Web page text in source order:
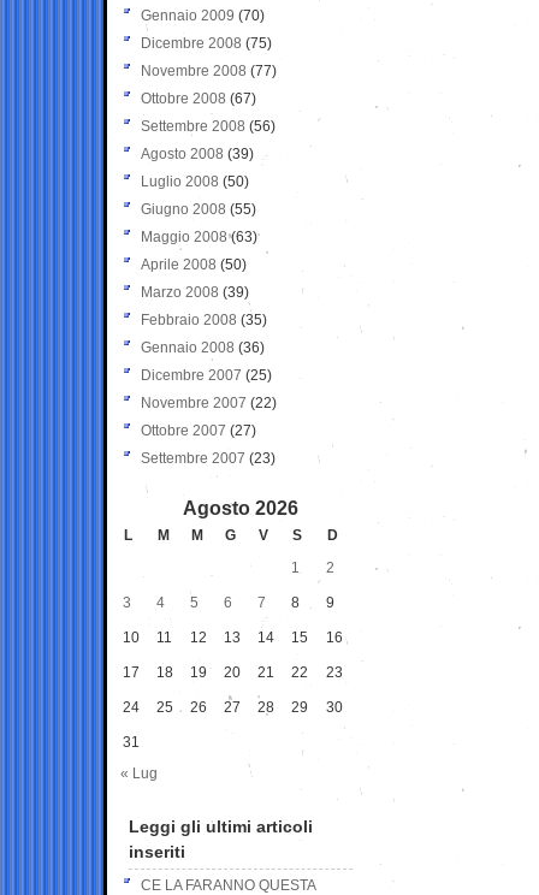
Gennaio 2009 (70)
Dicembre 2008 (75)
Novembre 2008 (77)
Ottobre 2008 (67)
Settembre 2008 (56)
Agosto 2008 (39)
Luglio 2008 (50)
Giugno 2008 (55)
Maggio 2008(63)
Aprile 2008 (50)
Marzo 2008 (39)
Febbraio 2008 (35)
Gennaio 2008 (36)
Dicembre 2007 (25)
Novembre 2007 (22)
Ottobre 2007 (27)
Settembre 2007 (23)
Agosto 2026
L M M G V S
D
1
2
3 4 5 6 7 8 9
10 11 12 13 14 15 16
17 18 19 20 21 22 23
24 25 26 27 28 29 30
31
« Lug
Leggi gli ultimi articoli
inseriti
CE LA FARANNO QUESTA